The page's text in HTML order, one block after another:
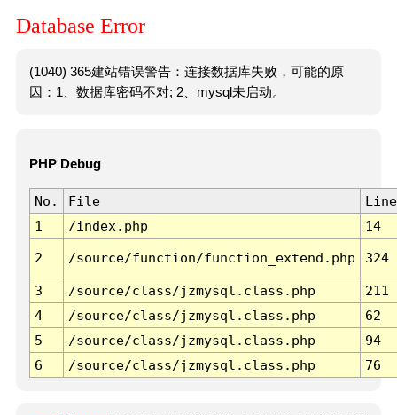
Database Error
(1040) 365建站错误警告：连接数据库失败，可能的原
因：1、数据库密码不对; 2、mysql未启动。
PHP Debug
No. File
Line
1
/index.php 14
2 /source/function/function_extend.php 324
3 /source/class/jzmysql.class.php
211
4
/source/class/jzmysql.class.php
62
5
/source/class/jzmysql.class.php
94
6
/source/class/jzmysql.class.php 76